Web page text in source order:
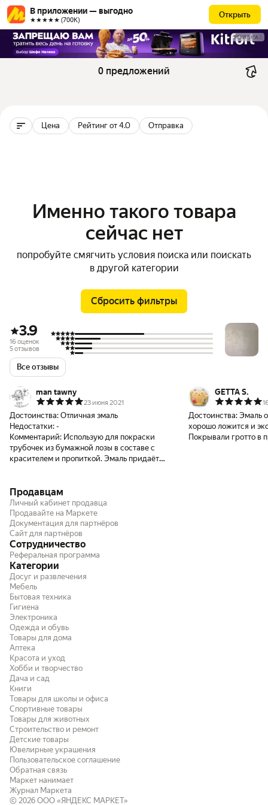
В приложении — выгодно
★★★★★ (700К)
Открыть
РЕКЛАМА
0 предложений
Цена Рейтинг от 4.0 Отправка
Именно такого товара
сейчас нет
попробуйте смягчить условия поиска или поискать
в другой категории
Сбросить фильтры
3.9
16 оценок
5 отзывов
Все отзывы
man tawny
23 июня 2021
Достоинства: Отличная эмаль
Недостатки: -
Комментарий: Использую для покраски
трубочек из бумажной лозы в составе с
красителем и пропиткой. Эмаль придаёт
GETTA S.
Достоинства: Эмаль
хорошо ложится и
Покрывали гротто в
Продавцам
Личный кабинет продавца
Продавайте на Маркете
Документация для партнёров
Сайт для партнёров
Сотрудничество
Реферальная программа
Категории
Досуг и развлечения
Мебель
Бытовая техника
Гигиена
Электроника
Одежда и обувь
Товары для дома
Аптека
Красота и уход
Хобби и творчество
Дача и сад
Книги
Товары для школы и офиса
Спортивные товары
Товары для животных
Строительство и ремонт
Детские товары
Ювелирные украшения
Пользовательское соглашение
Обратная связь
Маркет нанимает
Журнал Маркета
© 2026 ООО «ЯНДЕКС МАРКЕТ»